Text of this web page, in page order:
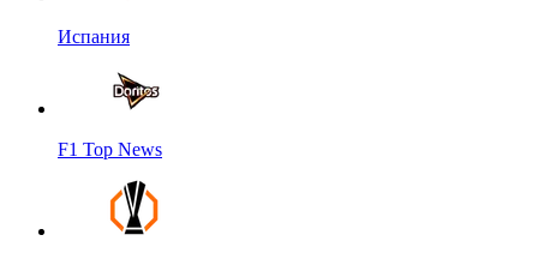
Испания
F1 Top News